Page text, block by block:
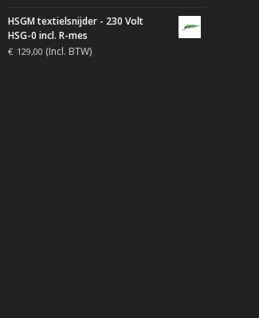
HSGM textielsnijder - 230 Volt
HSG-0 incl. R-mes
€ 129,00 (Incl. BTW)